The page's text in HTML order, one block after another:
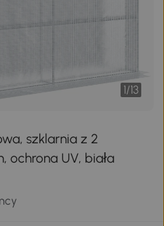
1/13
szklarnia z 2
ochrona UV, biała